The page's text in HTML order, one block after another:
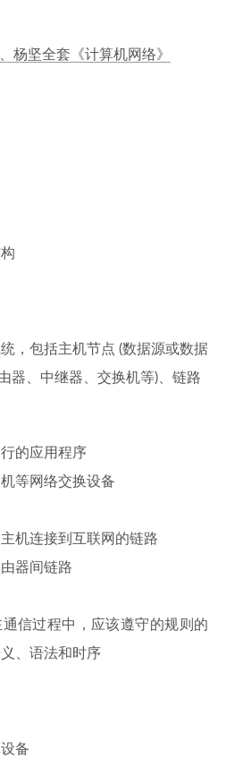
杨坚全套《计算机网络》
，包括主机节点 (数据源或数据
器、中继器、交换机等)、链路
的应用程序
等网络交换设备
机连接到互联网的链路
器间链路
信过程中，应该遵守的规则的
、语法和时序
备